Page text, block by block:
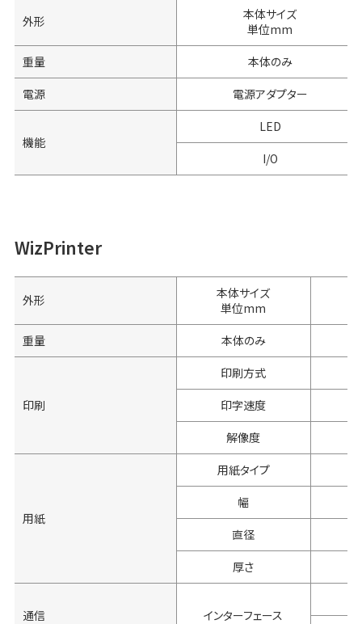
外形
本体サイズ
単位mm
重量
本体のみ
電源
電源アダプター
機能
LED
I/O
WizPrinter
外形
本体サイズ
単位mm
重量
本体のみ
印刷
印刷方式
印字速度
解像度
用紙
用紙タイプ
幅
直径
厚さ
通信 インターフェース